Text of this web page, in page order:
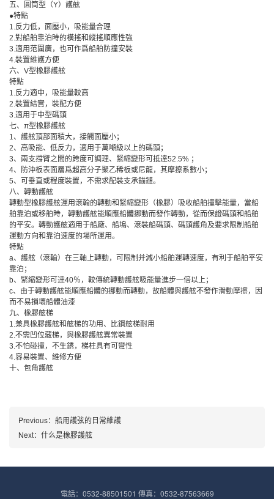
五、圓筒型（Y）護舷
●特點
1.反力低，面壓小，吸能量合理
2.對船舶靠泊時的橫搖和縱搖順應性強
3.適用范圍廣，也可作爲船舶防撞安裝
4.裝置維護方便
六、V型橡膠護舷
特點
1.反力適中，吸能量較高
2.裝置結實，裝配方便
3.適用于中型碼頭
七、π型橡膠護舷
1、護舷頂部面積大，接觸面壓小；
2、高吸能、低反力，適用于萬噸級以上的碼頭；
3、兩支撐臂之間的跨度可調理、緊縮變形可抵達52.5% ；
4、防沖板表面層爲超高分子聚乙稀板或尼龍，其摩擦系數小；
5、可垂直或程度裝置，不需求配裝支承錨鏈。
八、轉動護舷
轉動型橡膠護舷運用滾輪的轉動和緊縮變形（橡膠）吸收船舶撞擊能量，當船
舶靠泊或移舶時，轉動護舷能順應船體挪動而發作轉動，從而保證碼頭和船舶
的平安。轉動護舷適用于船廠、船塢、滾裝船碼頭、碼頭護角及要求限制船舶
運動方向和靠泊速度的場所運用。
特點
a、護舷（滾輪）在三軸上轉動，可限制并減小船舶運轉速度，有利于船舶平安
靠泊；
b、緊縮變形可達40％，較傳統轉動護舷吸能量進步一倍以上；
c、由于轉動護舷能順應船體的挪動而轉動，故船體與護舷不發作滑動摩擦，因
而不易損壞船體油漆
九、橡膠舷梯
1.兼具橡膠護舷和舷梯的功用、比鋼舷梯耐用
2.不需凹位藏梯，與橡膠護舷異常裝置
3.不怕碰撞，不生銹，梯柱具有可彎性
4.容易裝置、維修方便
十、包角護舷
Previous： 船用護弦的日常維護
Next： 什么是橡膠護舷
電話：0532-88501501 傳真：0532-87563669